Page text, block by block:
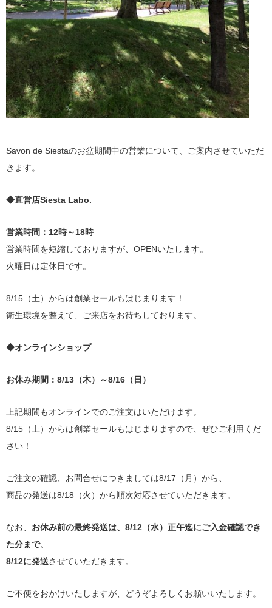
Savon de Siestaのお盆期間中の営業について、ご案内させていただ
きます。
◆直営店Siesta Labo.
営業時間：12時～18時
営業時間を短縮しておりますが、OPENいたします。
火曜日は定休日です。
8/15（土）からは創業セールもはじまります！
衛生環境を整えて、ご来店をお待ちしております。
◆オンラインショップ
お休み期間：8/13（木）～8/16（日）
上記期間もオンラインでのご注文はいただけます。
8/15（土）からは創業セールもはじまりますので、ぜひご利用くだ
さい！
ご注文の確認、お問合せにつきましては8/17（月）から、
商品の発送は8/18（火）から順次対応させていただきます。
なお、 お休み前の最終発送は、8/12（水）正午迄にご入金確認でき
た分まで、
8/12に発送させていただきます。
ご不便をおかけいたしますが、どうぞよろしくお願いいたします。